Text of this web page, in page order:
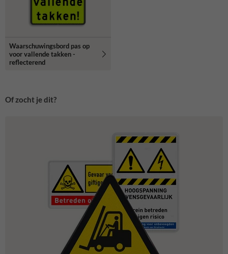
Waarschuwingsbord pas op
voor vallende takken -
reflecterend
Of zocht je dit?